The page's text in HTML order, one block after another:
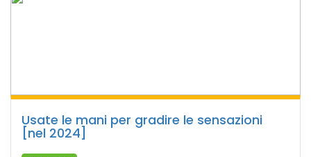
Usate le mani per gradire le sensazioni
[nel 2024]